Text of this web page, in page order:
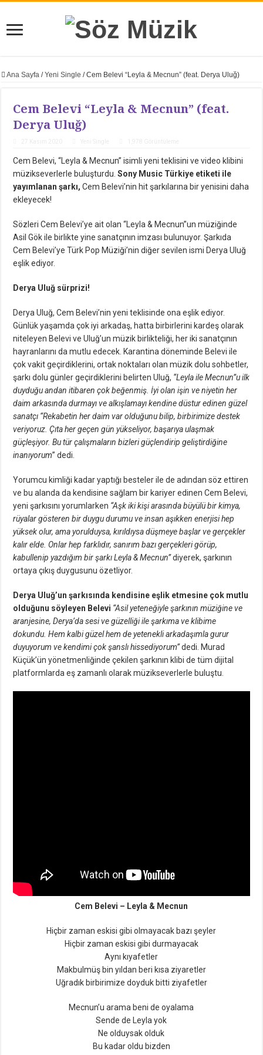
Ana Sayfa / Yeni Single / Cem Belevi “Leyla & Mecnun” (feat. Derya Uluğ)
Cem Belevi “Leyla & Mecnun” (feat.
Derya Uluğ)
Cem Belevi, “Leyla & Mecnun” isimli yeni teklisini ve video klibini
müzikseverlerle buluşturdu.Sony Music Türkiye etiketi ile
yayımlanan şarkı, Cem Belevi’nin hit şarkılarına bir yenisini daha
ekleyecek!
Sözleri Cem Belevi’ye ait olan “Leyla & Mecnun”un müziğinde
Asil Gök ile birlikte yine sanatçının imzası bulunuyor. Şarkıda
Cem Belevi’ye Türk Pop Müziği’nin diğer sevilen ismi Derya Uluğ
eşlik ediyor.
Derya Uluğ sürprizi!
Derya Uluğ, Cem Belevi’nin yeni teklisinde ona eşlik ediyor.
Günlük yaşamda çok iyi arkadaş, hatta birbirlerini kardeş olarak
niteleyen Belevi ve Uluğ’un müzik birlikteliği, her iki sanatçının
hayranlarını da mutlu edecek. Karantina döneminde Belevi ile
çok vakit geçirdiklerini, ortak noktaları olan müzik dolu sohbetler,
şarkı dolu günler geçirdiklerini belirten Uluğ, “Leyla ile Mecnun”u ilk
duyduğu andan itibaren çok beğenmiş. İyi olan işin ve niyetin her
daim arkasında durmayı ve alkışlamayı kendine düstur edinen güzel
sanatçı “Rekabetin her daim var olduğunu bilip, birbirimize destek
veriyoruz. Çıta her geçen gün yükseliyor, başarıya ulaşmak
güçleşiyor. Bu tür çalışmaların bizleri güçlendirip geliştirdiğine
inanıyorum” dedi.
Yorumcu kimliği kadar yaptığı besteler ile de adından söz ettiren
ve bu alanda da kendisine sağlam bir kariyer edinen Cem Belevi,
yeni şarkısını yorumlarken “Aşk iki kişi arasında büyülü bir kimya,
rüyalar gösteren bir duygu durumu ve insan aşıkken enerjisi hep
yüksek olur, ama yorulduysa, kırıldıysa düşmeye başlar ve gerçekler
kalır elde. Onlar hep farklıdır, sanırım bazı gerçekleri görüp,
kabullenip yazdığım bir şarkı Leyla & Mecnun”diyerek, şarkının
ortaya çıkış duygusunu özetliyor.
Derya Uluğ’un şarkısında kendisine eşlik etmesine çok mutlu
olduğunu söyleyen Belevi “Asil yeteneğiyle şarkının müziğine ve
aranjesine, Derya’da sesi ve güzelliği ile şarkıma ve klibime
dokundu. Hem kalbi güzel hem de yetenekli arkadaşımla gurur
duyuyorum ve kendimi çok şanslı hissediyorum”dedi. Murad
Küçük’ün yönetmenliğinde çekilen şarkının klibi de tüm dijital
platformlarda eş zamanlı olarak müzikseverlerle buluştu.
Cem Belevi – Leyla & Mecnun
Hiçbir zaman eskisi gibi olmayacak bazı şeyler
Hiçbir zaman eskisi gibi durmayacak
Aynı kıyafetler
Makbulmüş bin yıldan beri kısa ziyaretler
Uğradık birbirimize doyduk bitti ziyafetler
Mecnun’u arama beni de oyalama
Sende de Leyla yok
Ne olduysak olduk
Bu kadar oldu bizden